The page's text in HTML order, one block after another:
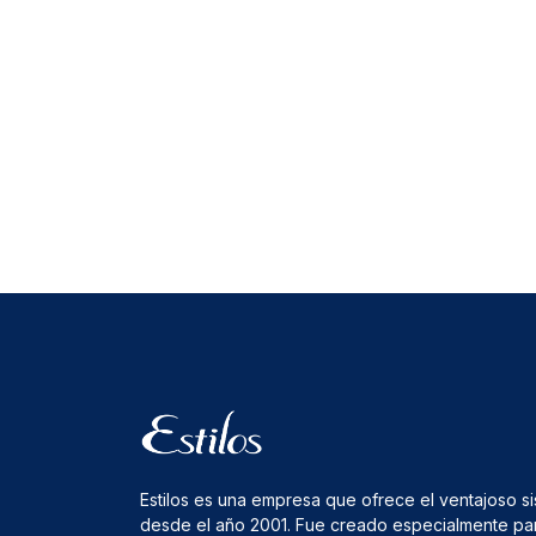
Estilos es una empresa que ofrece el ventajoso
desde el año 2001. Fue creado especialmente